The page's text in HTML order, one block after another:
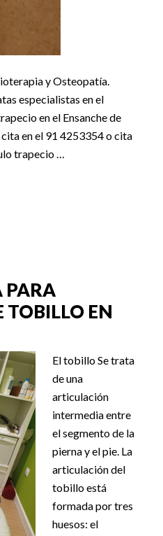
y Osteopatía.
especialistas en el
en el Ensanche de
en el 91 4253354 o cita
trapecio …
PARA
TOBILLO EN
El tobillo Se trata
de una
articulación
intermedia entre
el segmento de la
pierna y el pie. La
articulación del
tobillo está
formada por tres
huesos: el